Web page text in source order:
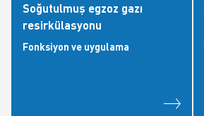
Soğutulmuş egzoz gazı
resirkülasyonu
Fonksiyon ve uygulama